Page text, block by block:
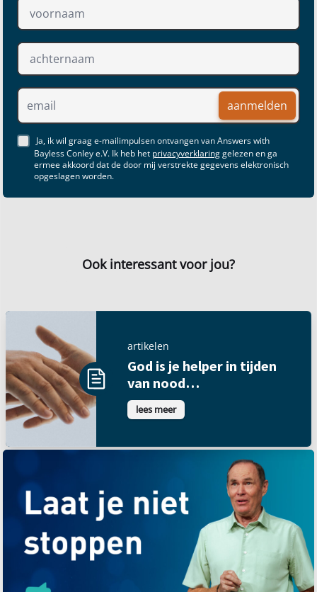
aanmelden
Ja, ik wil graag e-mailimpulsen ontvangen van Answers with
Bayless Conley e.V. Ik heb het privacyverklaringgelezen en ga
ermee akkoord dat de door mij verstrekte gegevens elektronisch
opgeslagen worden.
Ook interessant voor jou?
artikelen
God is je helper in tijden
van nood…
lees meer